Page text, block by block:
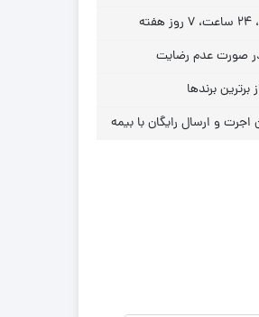
صورت عدم رضایت
برترین برندها
اجرت و ارسال رایگان با بیمه